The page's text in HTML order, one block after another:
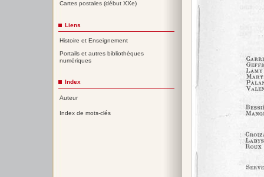
Cartes postales (début XXe)
Liens
Histoire et Enseignement
Portails et autres bibliothèques
numériques
Index
Auteur
Index de mots-clés